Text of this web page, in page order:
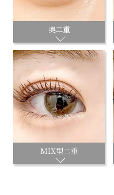
奥二重
MIX型二重